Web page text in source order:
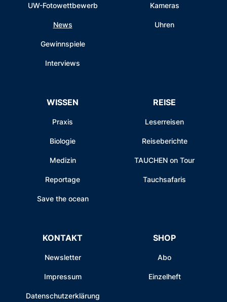
UW-Fotowettbewerb
News
Gewinnspiele
Interviews
Kameras
Uhren
WISSEN
Praxis
Biologie
Medizin
Reportage
Save the ocean
REISE
Leserreisen
Reiseberichte
TAUCHEN on Tour
Tauchsafaris
KONTAKT
Newsletter
Impressum
Datenschutzerklärung
SHOP
Abo
Einzelheft